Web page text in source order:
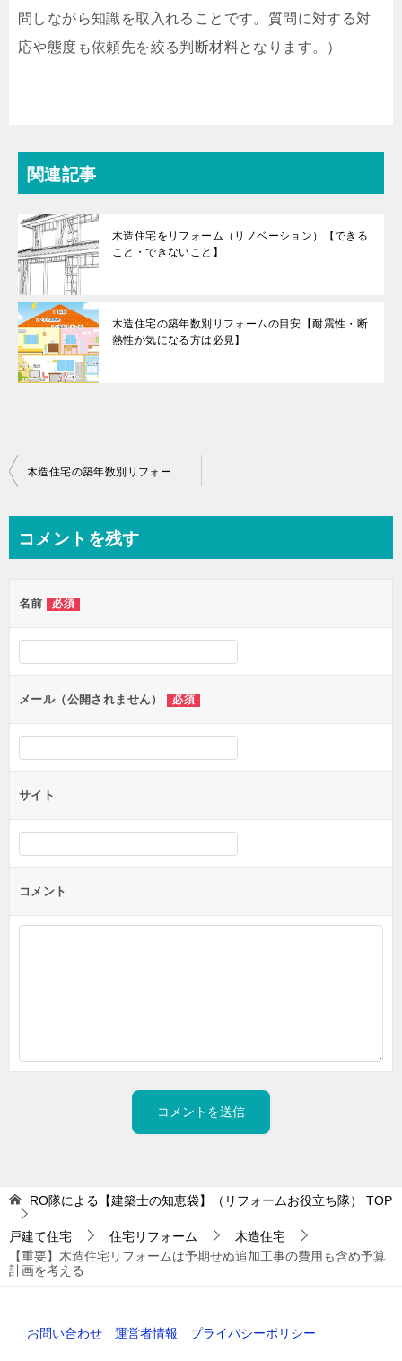
問しながら知識を取入れることです。質問に対する対
応や態度も依頼先を絞る判断材料となります。）
関連記事
木造住宅をリフォーム（リノベーション）【できる
こと・できないこと】
木造住宅の築年数別リフォームの目安【耐震性・断
熱性が気になる方は必見】
投
ビ
ー
シ
ョ
ン
木造住宅の築年数別リフォームの目安【耐震性・断熱性が気になる方は必見】
コメントを残す
名前 必須
メール（公開されません） 必須
サイト
コメント
RO隊による【建築士の知恵袋】（リフォームお役立ち隊） TOP
戸建て住宅 住宅リフォーム
木造住宅
【重要】木造住宅リフォームは予期せぬ追加工事の費用も含め予算
計画を考える
お問い合わせ 運営者情報 プライバシーポリシー